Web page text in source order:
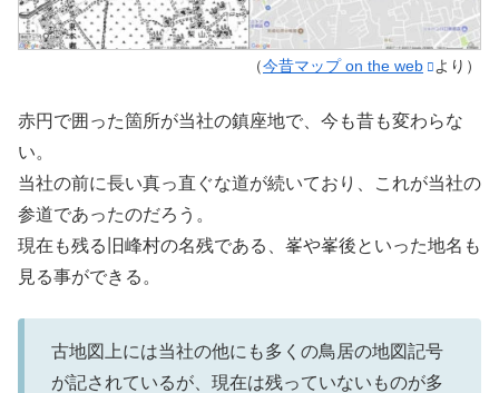
（今昔マップ on the web より）
赤円で囲った箇所が当社の鎮座地で、今も昔も変わらな
い。
当社の前に長い真っ直ぐな道が続いており、これが当社の
参道であったのだろう。
現在も残る旧峰村の名残である、峯や峯後といった地名も
見る事ができる。
古地図上には当社の他にも多くの鳥居の地図記号
が記されているが、現在は残っていないものが多